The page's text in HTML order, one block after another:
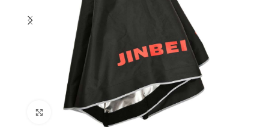
Click to enlarge